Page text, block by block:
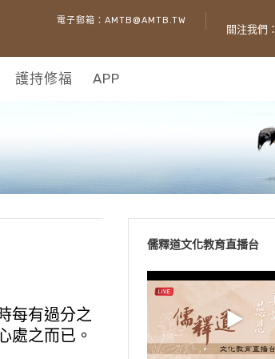
電子郵箱：AMTB@AMTB.TW
關注我們：
護持修福 APP
每有過分之
處之而已。
儒釋道文化教育直播台